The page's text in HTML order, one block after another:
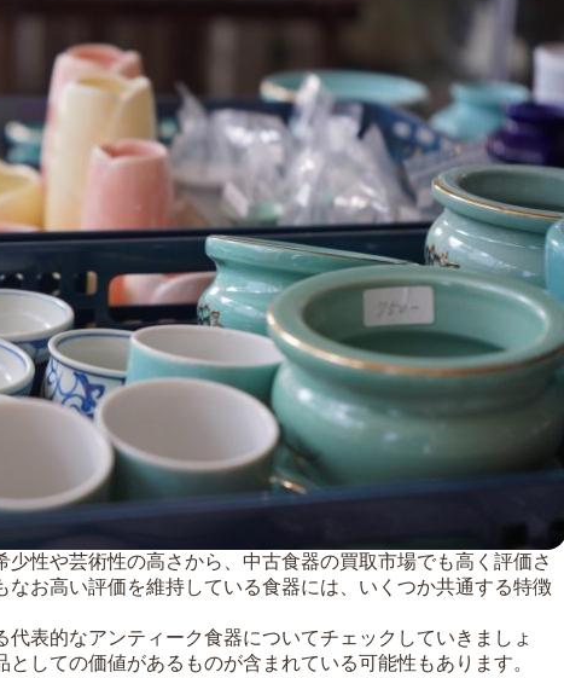
性や芸術性の高さから、中古食器の買取市場でも高く評価さ
なお高い評価を維持している食器には、いくつか共通する特徴
表的なアンティーク食器についてチェックしていきましょ
しての価値があるものが含まれている可能性もあります。